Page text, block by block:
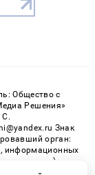
Общество с
Решения»
С.
Знак
орган:
информационных
от 21.01.2022